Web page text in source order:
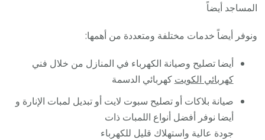
المساجد أيضاً
ونوفر أيضاً خدمات مختلفة ومتعددة من أهمها:
أيضا تصليح وصيانة الكهرباء في المنازل من خلال فني
كهربائي الكويت كهربائي الدسمة
صيانة بلاكات أو تصليح سبوت لايت أو تبديل لمبات الإنارة و
أيضا نوفر أفضل أنواع اللمبات ذات
جودة عالية واستهلاك قليل للكهرباء